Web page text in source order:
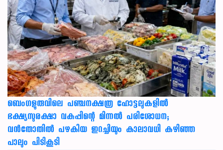
ബെംഗളൂരുവിലെ പഞ്ചനക്ഷത്ര ഹോട്ടലുകളിൽ
ഭക്ഷ്യസുരക്ഷാ വകുപ്പിന്റെ മിന്നൽ പരിശോധന;
വൻതോതിൽ പഴകിയ ഇറച്ചിയും കാലാവധി കഴിഞ്ഞ
പാലും പിടികൂടി